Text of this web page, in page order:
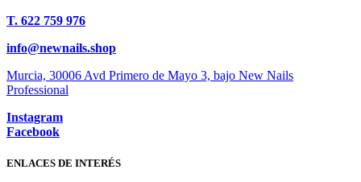
T. 622 759 976
info@newnails.shop
Murcia, 30006 Avd Primero de Mayo 3, bajo New Nails
Professional
Instagram
Facebook
ENLACES DE INTERÉS